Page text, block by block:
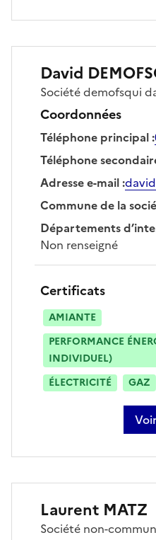
David
Sociétédemofsqui
Coordonnées
Téléphone principal:
Téléphone
Adresse e-mail:
Commune de la
Départements
Non renseigné
Certificats
AMIANTE
PERFORMANCE
INDIVIDUEL)
ÉLECTRICITÉ
GAZ
Laurent MATZ
Société non-